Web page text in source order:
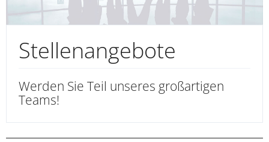
Stellenangebote
Werden Sie Teil unseres großartigen
Teams!